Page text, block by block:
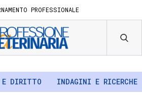
PROFESSIONALE
E DIRITTO INDAGINI E RICERCHE